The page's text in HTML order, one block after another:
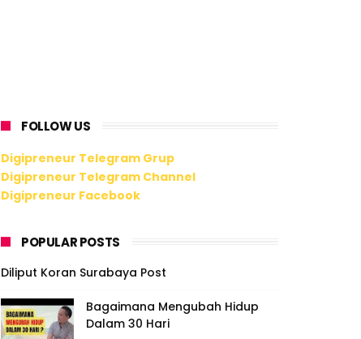
FOLLOW US
Digipreneur Telegram Grup
Digipreneur Telegram Channel
Digipreneur Facebook
POPULAR POSTS
Diliput Koran Surabaya Post
Bagaimana Mengubah Hidup
Dalam 30 Hari